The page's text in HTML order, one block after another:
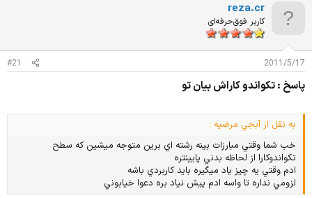
ع
ن
د
ه
م
ض
و
ع
ی
خ
ش
ر
ع
reza.cr
کاربر فوق‌حرفه‌ای
2011/5/17
#21
پاسخ : تکواندو کاراش بیان تو
به نقل از آبجي مرضيه :
خب شما وقتي مبارزات بينه رشته اي برين متوجه ميشين كه سطح
تكواندوكارا از لحاظه بدني پايينتره
ادم وقتي يه چيز ياد ميگيره بايد كاربردي باشه
لزومي نداره تا واسه ادم پيش نياد بره دعوا خيابوني